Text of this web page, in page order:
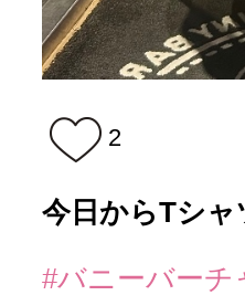
2
今日からTシ
#バニーバーチ